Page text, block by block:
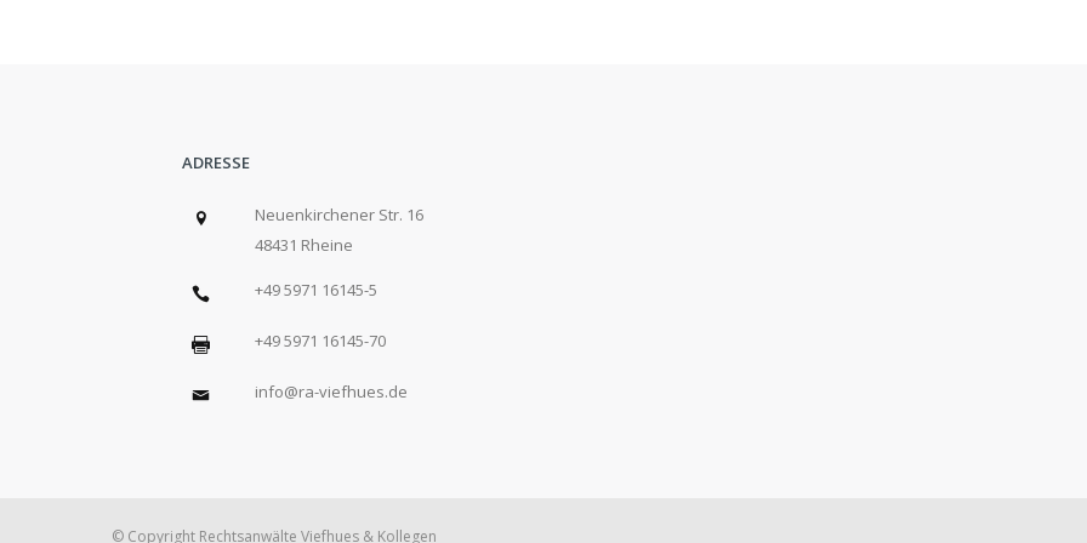
ADRESSE
Neuenkirchener Str. 16
48431 Rheine
+49 5971 16145-5
+49 5971 16145-70
info@ra-viefhues.de
© Copyright Rechtsanwälte Viefhues & Kollegen